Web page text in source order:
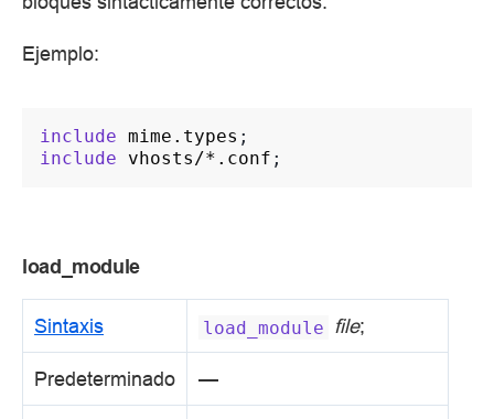
Ejemplo:
include mime.types
include
vhosts/*.conf
load_module
Sintaxis load_module file;
Predeterminado —